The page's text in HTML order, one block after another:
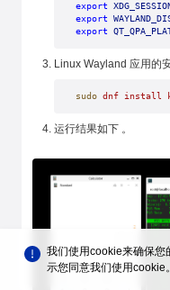
export
export
export
Linux Wayland 应用的
sudo dnf install
运行结果如下 。
我们使用cookie来确保您
示您同意我们使用cookie